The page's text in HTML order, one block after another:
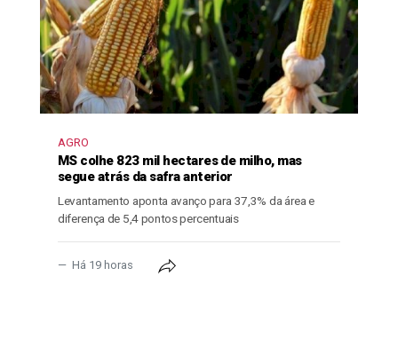
AGRO
MS colhe 823 mil hectares de milho, mas
segue atrás da safra anterior
Levantamento aponta avanço para 37,3% da área e
diferença de 5,4 pontos percentuais
Há 19 horas